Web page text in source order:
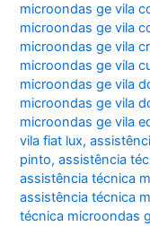
microondas ge vila
microondas ge vila
microondas ge vila
microondas ge vila
microondas ge vila
microondas ge vila
microondas ge vila
vila fiat lux,
pinto,assistência
assistência técnica
assistência técnica
técnica microondas